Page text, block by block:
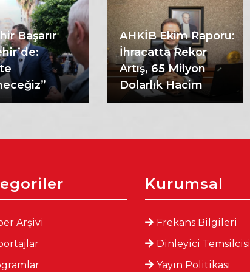
Başarır
AHKİB Ekim Raporu:
İhracatta Rekor
Artış, 65 Milyon
Dolarlık Hacim
Arşivi
Kurumsal
Frekans Bilgileri
Dinleyici Temsilcisi
Yayın Politikası